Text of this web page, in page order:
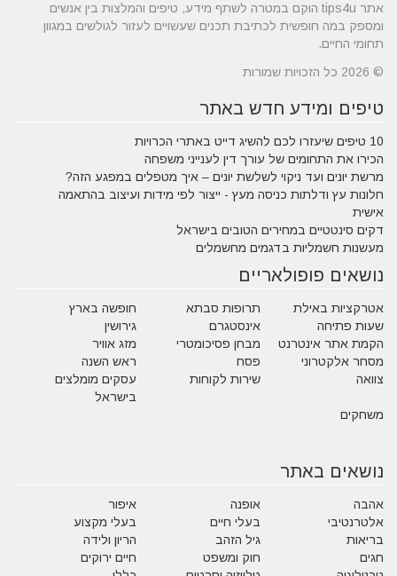
אתר tips4u הוקם במטרה לשתף מידע, טיפים והמלצות בין אנשים
ומספק במה חופשית לכתיבת תכנים שעשויים לעזור לגולשים במגוון
תחומי החיים.
© 2026 כל הזכויות שמורות
טיפים ומידע חדש באתר
10 טיפים שיעזרו לכם להשיג דייט באתרי הכרויות
הכירו את התחומים של עורך דין לענייני משפחה
מרשת יונים ועד ניקוי לשלשת יונים – איך מטפלים במפגע הזה?
חלונות עץ ודלתות כניסה מעץ - ייצור לפי מידות ועיצוב בהתאמה
אישית
דקים סינטטיים במחירים הטובים בישראל
מעשנות חשמליות בדגמים מחשמלים
נושאים פופולאריים
אטרקציות באילת תרופות סבתא
חופשה בארץ
שעות פתיחה
אינסטגרם
גירושין
הקמת אתר אינטרנט
מבחן פסיכומטרי
מזג אוויר
מסחר אלקטרוני
פסח
ראש השנה
צוואה
שירות לקוחות
עסקים מומלצים
בישראל
משחקים
נושאים באתר
אהבה אופנה
איפור
אלטרנטיבי
בעלי חיים
בעלי מקצוע
בריאות
גיל הזהב
הריון ולידה
חגים
חוק ומשפט
חיים ירוקים